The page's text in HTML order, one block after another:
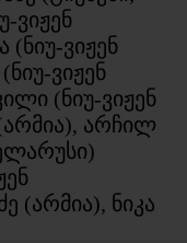
ვიჟენ
(ნიუ-ვიჟენ
ვიჟენ
(ნიუ-ვიჟენ
არჩილ
(არმია), ნიკა